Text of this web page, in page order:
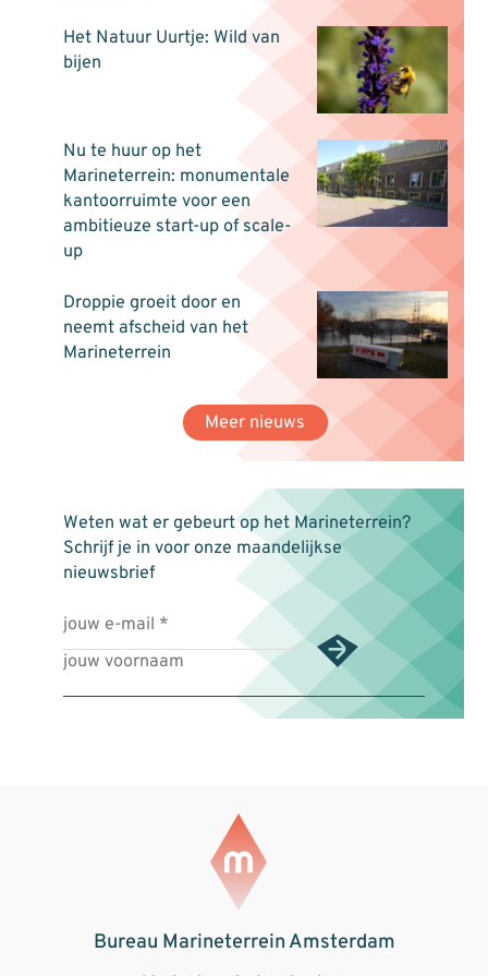
Het Natuur Uurtje: Wild van
bijen
Nu te huur op het
Marineterrein: monumentale
kantoorruimte voor een
ambitieuze start-up of scale-
up
Droppie groeit door en
neemt afscheid van het
Marineterrein
Meer nieuws
Weten wat er gebeurt op het Marineterrein?
Schrijf je in voor onze maandelijkse
nieuwsbrief
Bureau Marineterrein Amsterdam